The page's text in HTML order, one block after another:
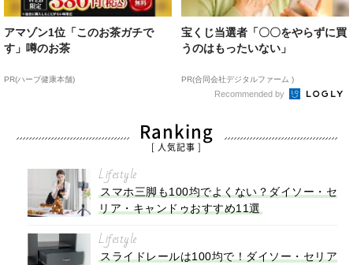
アマゾン1位「このお茶ガチで
す」噂のお茶
PR(ハーブ健康本舗)
宝くじ当選者「〇〇をやらずに買
うのはもったいない」
PR(合同会社デジタルファーム )
Recommended by
Ranking
[ 人気記事 ]
Lifestyle
スマホ三脚も100均でよくない？ダイソー・セ
リア・キャンドゥおすすめ11選
Lifestyle
スライドレールは100均で！ダイソー・セリア